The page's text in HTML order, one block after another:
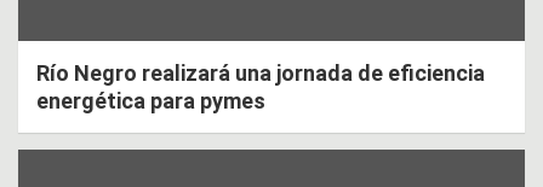
Río Negro realizará una jornada de eficiencia
energética para pymes